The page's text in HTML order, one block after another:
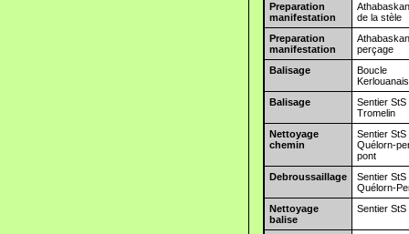
Preparation
manifestation
de la stèle
Preparation
manifestation
perçage
Balisage
Boucle
Balisage
Sentier StS
Tromelin
Nettoyage
chemin
Sentier StS
Quélorn-
pont
Debroussaillage
Sentier StS
Quélorn-
Nettoyage
balise
Sentier